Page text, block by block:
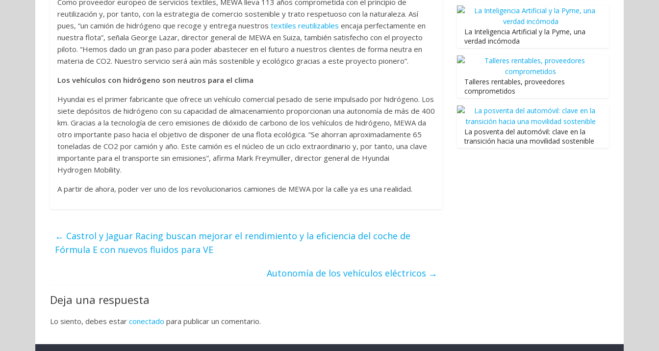
Como proveedor europeo de servicios textiles, MEWA lleva 113 años comprometida con el principio de
reutilización y, por tanto, con la estrategia de comercio sostenible y trato respetuoso con la naturaleza. Así
pues, “un camión de hidrógeno que recoge y entrega nuestros textiles reutilizables encaja perfectamente en
nuestra flota”, señala George Lazar, director general de MEWA en Suiza, también satisfecho con el proyecto
piloto. “Hemos dado un gran paso para poder abastecer en el futuro a nuestros clientes de forma neutra en
materia de CO2. Nuestro servicio será aún más sostenible y ecológico gracias a este proyecto pionero”.
Los vehículos con hidrógeno son neutros para el clima
Hyundai es el primer fabricante que ofrece un vehículo comercial pesado de serie impulsado por hidrógeno. Los
siete depósitos de hidrógeno con su capacidad de almacenamiento proporcionan una autonomía de más de 400
km. Gracias a la tecnología de cero emisiones de dióxido de carbono de los vehículos de hidrógeno, MEWA da
otro importante paso hacia el objetivo de disponer de una flota ecológica. “Se ahorran aproximadamente 65
toneladas de CO2 por camión y año. Este camión es el núcleo de un ciclo extraordinario y, por tanto, una clave
importante para el transporte sin emisiones”, afirma Mark Freymüller, director general de Hyundai
Hydrogen Mobility.
A partir de ahora, poder ver uno de los revolucionarios camiones de MEWA por la calle ya es una realidad.
← Castrol y Jaguar Racing buscan mejorar el rendimiento y la eficiencia del coche de
Fórmula E con nuevos fluidos para VE
Autonomía de los vehículos eléctricos →
Deja una respuesta
Lo siento, debes estar conectado para publicar un comentario.
La Inteligencia Artificial y la Pyme, una
verdad incómoda
Talleres rentables, proveedores
comprometidos
La posventa del automóvil: clave en la
transición hacia una movilidad sostenible